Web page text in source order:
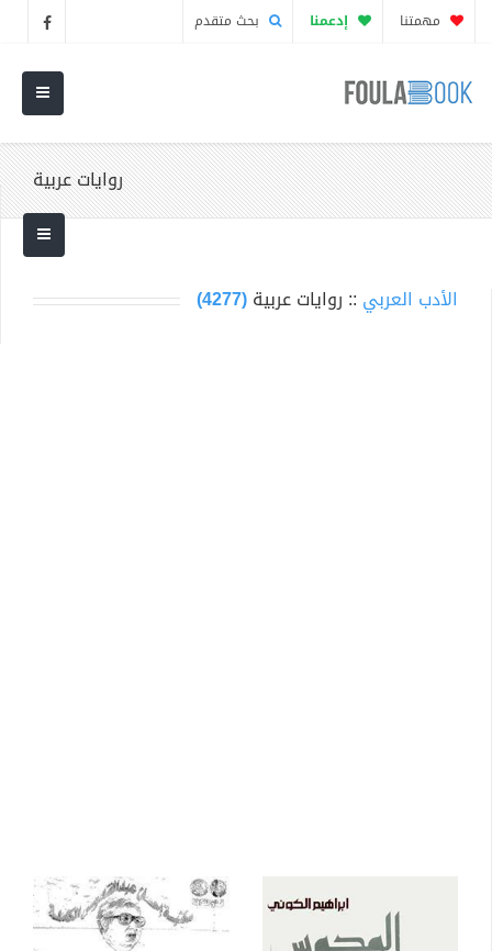
مهمتنا إدعمنا بحث متقدم
روايات عربية
الأدب العربي :: روايات عربية(4277)